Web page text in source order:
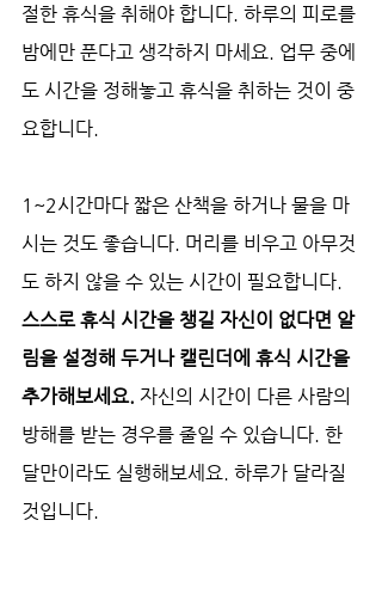
절한 휴식을 취해야 합니다. 하루의 피로를
밤에만 푼다고 생각하지 마세요. 업무 중에
도 시간을 정해놓고 휴식을 취하는 것이 중
요합니다.
1~2시간마다 짧은 산책을 하거나 물을 마
시는 것도 좋습니다. 머리를 비우고 아무것
도 하지 않을 수 있는 시간이 필요합니다.
스스로 휴식 시간을 챙길 자신이 없다면 알
림을 설정해 두거나 캘린더에 휴식 시간을
추가해보세요. 자신의 시간이 다른 사람의
방해를 받는 경우를 줄일 수 있습니다. 한
달만이라도 실행해보세요. 하루가 달라질
것입니다.